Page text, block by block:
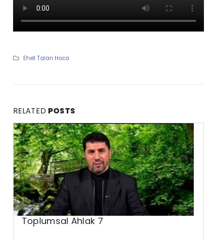
Ehet Talan Hoca
RELATED POSTS
Toplumsal Ahlak 7